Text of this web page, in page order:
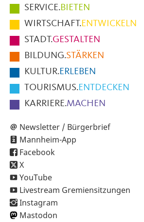
Hauptmenüpunkte
im
Fußbereich
der
Seite
SERVICE.BIETEN
WIRTSCHAFT.ENTWICKELN
STADT.GESTALTEN
BILDUNG.STÄRKEN
KULTUR.ERLEBEN
TOURISMUS.ENTDECKEN
KARRIERE.MACHEN
Newsletter / Bürgerbrief
Mannheim-App
Facebook
X
YouTube
Livestream Gremiensitzungen
Instagram
Mastodon